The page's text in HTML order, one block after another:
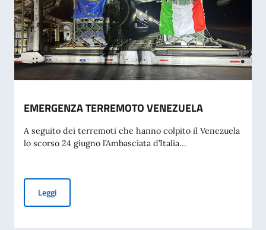
EMERGENZA TERREMOTO VENEZUELA
A seguito dei terremoti che hanno colpito il Venezuela
lo scorso 24 giugno l’Ambasciata d’Italia...
LeggiEMERGENZA TERREMOTO VENEZUELA